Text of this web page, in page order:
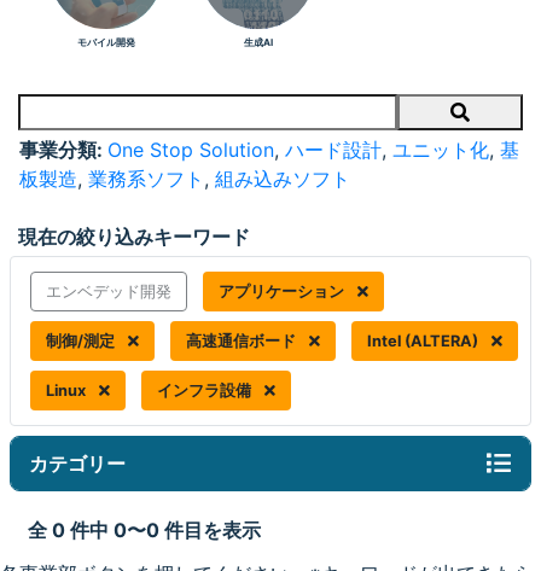
モバイル開発 生成AI
Search
事業分類: One Stop Solution, ハード設計, ユニット化, 基
板製造, 業務系ソフト , 組み込みソフト
現在の絞り込みキーワード
エンベデッド開発 アプリケーション
制御/測定 高速通信ボード Intel (ALTERA)
Linux インフラ設備
カテゴリー
全 0 件中 0〜0 件目を表示